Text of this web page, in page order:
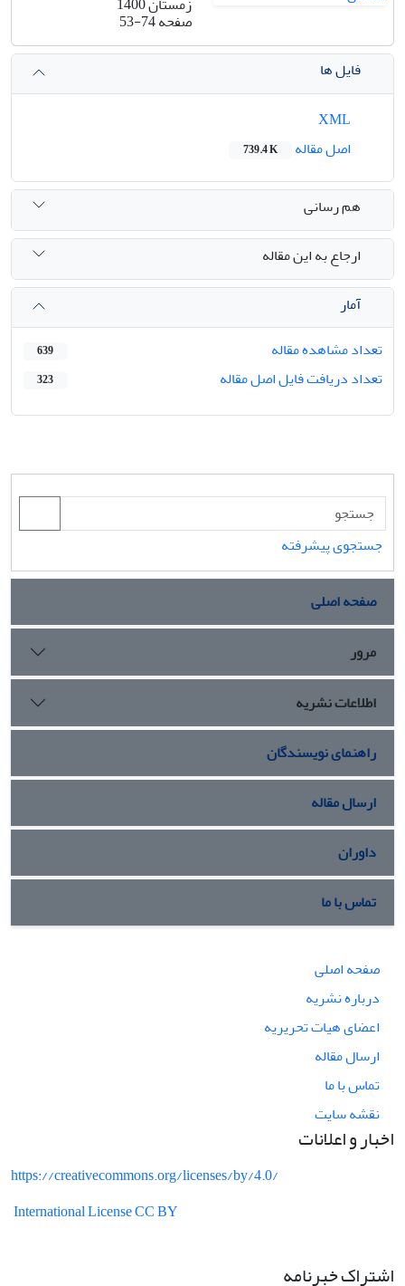
صفحه53-74
فایل ها
اصل مقاله
739.4 K
هم رسانی
ارجاع به این مقاله
آمار
تعداد مشاهده مقاله
639
تعداد دریافت فایل اصل مقاله 323
جستجوی پیشرفته
صفحه اصلی
مرور
اطلاعات نشریه
راهنمای نویسندگان
ارسال مقاله
داوران
تماس با ما
صفحه اصلی
درباره نشریه
اعضای هیات تحریریه
ارسال مقاله
تماس با ما
نقشه سایت
اخبار و اعلانات
https://creativecommons.org/licenses/by/4.0/
International License CC BY
اشتراک خبرنامه